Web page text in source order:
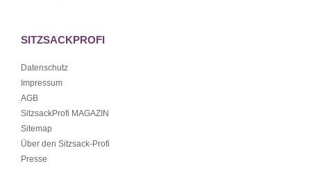
SITZSACKPROFI
Datenschutz
Impressum
AGB
SitzsackProfi MAGAZIN
Sitemap
Über den Sitzsack-Profi
Presse